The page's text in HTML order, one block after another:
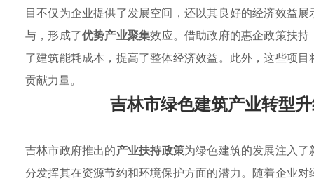
目不仅为企业提供了发展空间，还以其良好的经济效益
与，形成了优势产业聚集效应。借助政府的惠企政策扶
了建筑能耗成本，提高了整体经济效益。此外，这些项
贡献力量。
吉林市绿色建筑产业转型
吉林市政府推出的产业扶持政策为绿色建筑的发展注入
分发挥其在资源节约和环境保护方面的潜力。随着企业